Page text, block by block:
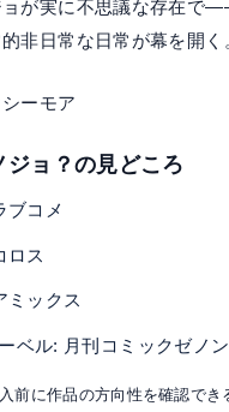
ョが実に不思議な存在で
非日常な日常が幕を開く
ーモア
ジョ？の見どころ
ブコメ
ロス
ミックス
ベル: 月刊コミックゼノン
前に作品の方向性を確認でき